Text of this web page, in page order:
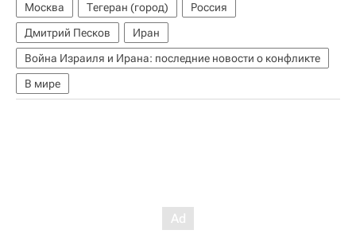
Москва Тегеран (город)
Россия
Дмитрий Песков
Иран
Война Израиля и Ирана: последние новости о конфликте
В мире